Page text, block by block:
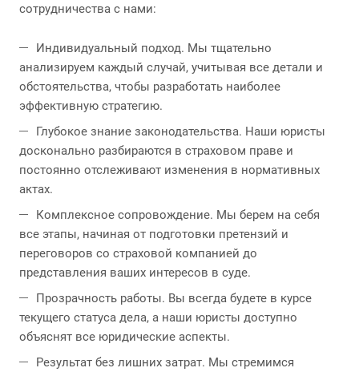
сотрудничества с нами:
Индивидуальный подход. Мы тщательно
анализируем каждый случай, учитывая все детали и
обстоятельства, чтобы разработать наиболее
эффективную стратегию.
Глубокое знание законодательства. Наши юристы
досконально разбираются в страховом праве и
постоянно отслеживают изменения в нормативных
актах.
Комплексное сопровождение. Мы берем на себя
все этапы, начиная от подготовки претензий и
переговоров со страховой компанией до
представления ваших интересов в суде.
Прозрачность работы. Вы всегда будете в курсе
текущего статуса дела, а наши юристы доступно
объяснят все юридические аспекты.
Результат без лишних затрат. Мы стремимся